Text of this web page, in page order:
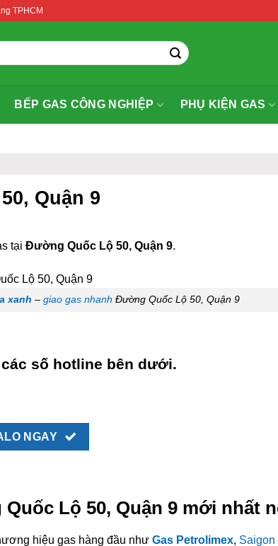
TPHCM
BẾP GAS CÔNG NGHIỆP PHỤ KIỆN GAS
Quận 9
tạiĐường Quốc Lộ 50, Quận 9.
xanh –giao gas nhanh Đường Quốc Lộ 50, Quận 9
số hotline bên dưới.
NGAY
Lộ 50, Quận 9 mới nhất
hiệu gas hàng đầu nhưGas Petrolimex, Saigon